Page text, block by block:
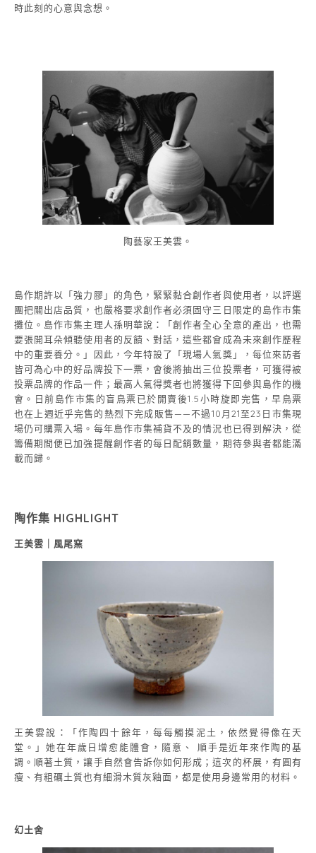
時此刻的心意與念想。
陶藝家王美雲。
島作期許以「強力膠」的角色，緊緊黏合創作者與使用者，以評選
團把關出店品質，也嚴格要求創作者必須固守三日限定的島作市集
攤位。島作市集主理人孫明華說：「創作者全心全意的產出，也需
要張開耳朵傾聽使用者的反饋、對話，這些都會成為未來創作歷程
中的重要養分。」因此，今年特設了「現場人氣獎」，每位來訪者
皆可為心中的好品牌投下一票，會後將抽出三位投票者，可獲得被
投票品牌的作品一件；最高人氣得獎者也將獲得下回參與島作的機
會。日前島作市集的盲鳥票已於開賣後1.5小時旋即完售，早鳥票
也在上週近乎完售的熱烈下完成販售——不過10月21至23日市集現
場仍可購票入場。每年島作市集補貨不及的情況也已得到解決，從
籌備期間便已加強提醒創作者的每日配銷數量，期待參與者都能滿
載而歸。
陶作集 HIGHLIGHT
王美雲｜風尾窯
王美雲說：「作陶四十餘年，每每觸摸泥土，依然覺得像在天
堂。」她在年歲日增愈能體會，隨意、 順手是近年來作陶的基
調。順著土質，讓手自然會告訴你如何形成；這次的杯展，有圓有
瘦、有粗礪土質也有細滑木質灰釉面，都是使用身邊常用的材料。
幻土舍